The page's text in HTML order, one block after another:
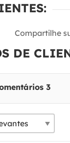
Compartilhe
DE
3